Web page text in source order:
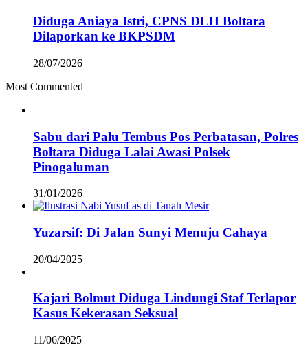
Diduga Aniaya Istri, CPNS DLH Boltara
Dilaporkan ke BKPSDM
28/07/2026
Most Commented
Sabu dari Palu Tembus Pos Perbatasan, Polres
Boltara Diduga Lalai Awasi Polsek
Pinogaluman
31/01/2026
Yuzarsif: Di Jalan Sunyi Menuju Cahaya
20/04/2025
Kajari Bolmut Diduga Lindungi Staf Terlapor
Kasus Kekerasan Seksual
11/06/2025